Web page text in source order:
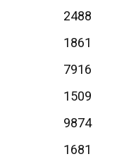
2488
1861
7916
1509
9874
1681